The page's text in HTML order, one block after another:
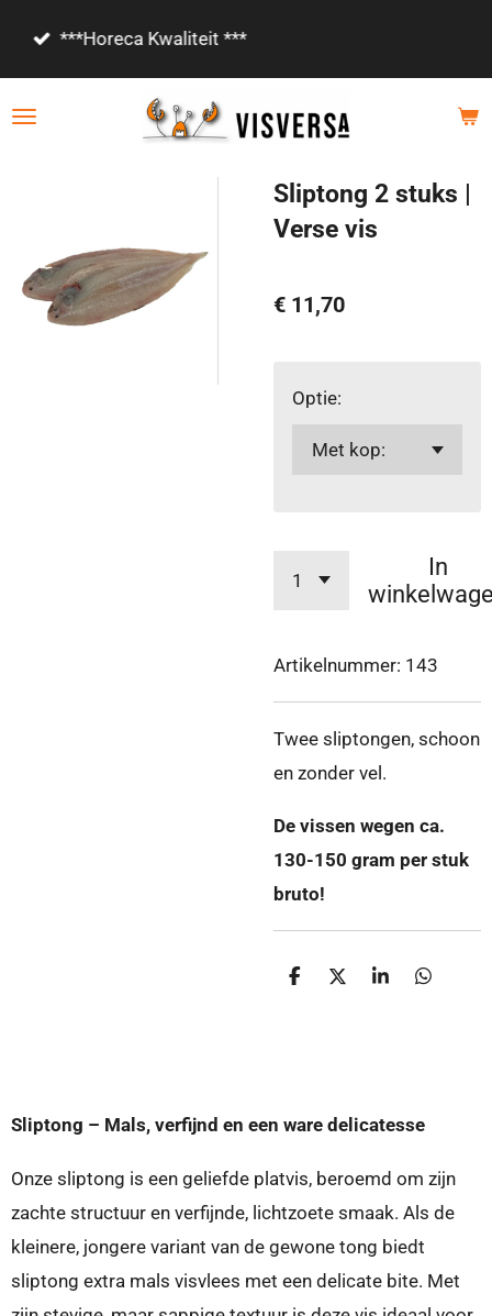
de
Vanaf €85,- gratis bezorgd!
Sliptong 2 stuks |
Verse vis
€ 11,70
Optie:
In
Artikelnummer: 143
Twee sliptongen, schoon
en zonder vel.
De vissen wegen ca.
130-150 gram per stuk
bruto!
D
D
S
D
Sliptong – Mals, verfijnd en een ware delicatesse
Onze sliptong is een geliefde platvis, beroemd om zijn
zachte structuur en verfijnde, lichtzoete smaak. Als de
kleinere, jongere variant van de gewone tong biedt
sliptong extra mals visvlees met een delicate bite. Met